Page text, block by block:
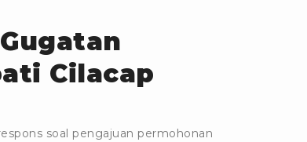
Cilacap
soal pengajuan permohonan